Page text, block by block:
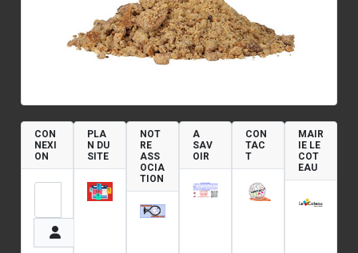
CON
NEXI
ON
Identifiant
PLA
N DU
SITE
NOT
RE
ASS
OCIA
TION
A
SAV
OIR
CON
TAC
T
MAIR
IE LE
COT
EAU